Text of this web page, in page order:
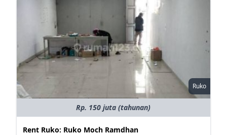
Ruko
Rp. 150 juta (tahunan)
Rent Ruko: Ruko Moch Ramdhan